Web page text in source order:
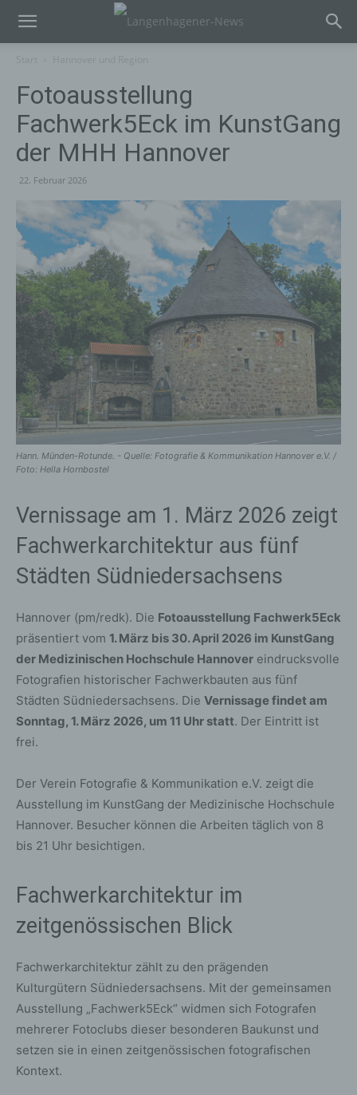
Fotoausstellung
Fachwerk5Eck im KunstGang
der MHH Hannover
22. Februar 2026
Hann. Münden-Rotunde. - Quelle: Fotografie & Kommunikation Hannover e.V. /
Foto: Hella Hornbostel
Vernissage am 1. März 2026 zeigt
Fachwerkarchitektur aus fünf
Städten Südniedersachsens
Hannover (pm/redk). Die Fotoausstellung Fachwerk5Eck
präsentiert vom 1. März bis 30. April 2026 im KunstGang
der Medizinischen Hochschule Hannover eindrucksvolle
Fotografien historischer Fachwerkbauten aus fünf
Städten Südniedersachsens. Die Vernissage findet am
Sonntag, 1. März 2026, um 11 Uhr statt. Der Eintritt ist
frei.
Der Verein Fotografie & Kommunikation e.V. zeigt die
Ausstellung im KunstGang der Medizinische Hochschule
Hannover. Besucher können die Arbeiten täglich von 8
bis 21 Uhr besichtigen.
Fachwerkarchitektur im
zeitgenössischen Blick
Fachwerkarchitektur zählt zu den prägenden
Kulturgütern Südniedersachsens. Mit der gemeinsamen
Ausstellung „Fachwerk5Eck“ widmen sich Fotografen
mehrerer Fotoclubs dieser besonderen Baukunst und
setzen sie in einen zeitgenössischen fotografischen
Kontext.